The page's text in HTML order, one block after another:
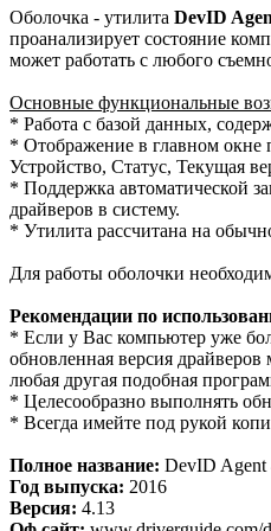
Оболочка - утилита DevID
проанализирует состояние
может работать с любого
Основные функциональные
* Работа с базой данных,
* Отображение в главном окне
Устройство, Статус, Текущая
* Поддержка автоматической
драйверов в систему.
* Утилита рассчитана на
Для работы оболочки
Рекомендации по
* Если у Вас компьютер уже
обновленная версия
любая другая подобная
* Целесообразно выполнять
* Всегда имейте под рукой
Полное название: DevID Agent
Год выпуска: 2016
Версия: 4.13